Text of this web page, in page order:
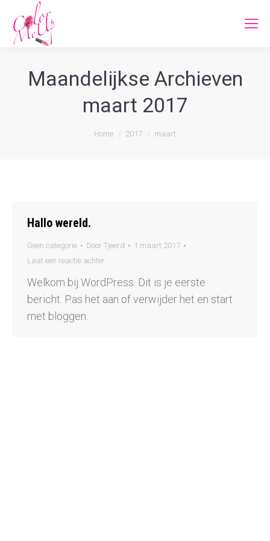
Maandelijkse Archieven
maart 2017
Home 2017 maart
Hallo wereld.
Geen categorie Door Tjeerd
1 maart 2017
Laat een reactie achter
Welkom bij WordPress. Dit is je eerste
bericht. Pas het aan of verwijder het en start
met bloggen.